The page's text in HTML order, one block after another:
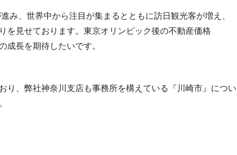
み、世界中から注目が集まるとともに訪日観光客が増え、
を見せております。 東京オリンピック後の不動産価格
成長を期待したいです。
り、弊社神奈川 支店も事務所を構えている『川崎市』につい